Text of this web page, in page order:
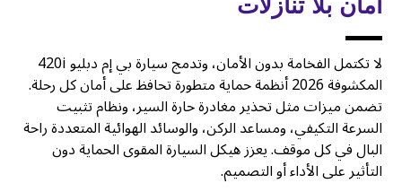
لا تكتمل الفخامة بدون الأمان، وتدمج سيارة بي إم دبليو 420i
المكشوفة 2026 أنظمة حماية متطورة تحافظ على أمان كل رحلة.
تضمن ميزات مثل تحذير مغادرة حارة السير، ونظام تثبيت
السرعة التكيفي، ومساعد الركن، والوسائد الهوائية المتعددة راحة
البال في كل موقف. يعزز هيكل السيارة المقوى الحماية دون
التأثير على الأداء أو التصميم.